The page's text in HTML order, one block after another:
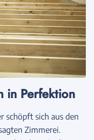
in Perfektion
schöpft sich aus den
Zimmerei.